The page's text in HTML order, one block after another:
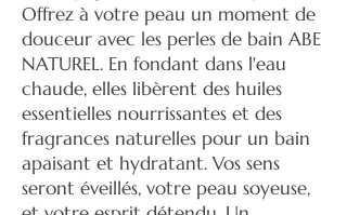
Offrez à votre peau un moment de
douceur avec les perles de bain ABE
NATUREL. En fondant dans l'eau
chaude, elles libèrent des huiles
essentielles nourrissantes et des
fragrances naturelles pour un bain
apaisant et hydratant. Vos sens
seront éveillés, votre peau soyeuse,